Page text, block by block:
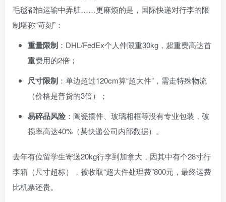
毛毯都怕运输中弄脏……更麻烦的是，国际快递对行李的限
制堪称“苛刻”：
重量限制 ：DHL/FedEx个人件限重30kg，超重费高达首
重费用的2倍；
尺寸限制 ：单边超过120cm算“超大件”，需走特殊物流
（价格是普货的3倍）；
易碎品风险 ：陶瓷摆件、玻璃相框等没有专业包装，破
损率高达40%（某快递公司内部数据）。
去年有位留学生寄送20kg行李到加拿大，因其中有个28寸行
李箱（尺寸超标），被收取“超大件处理费”800元，最终运费
比机票还贵。